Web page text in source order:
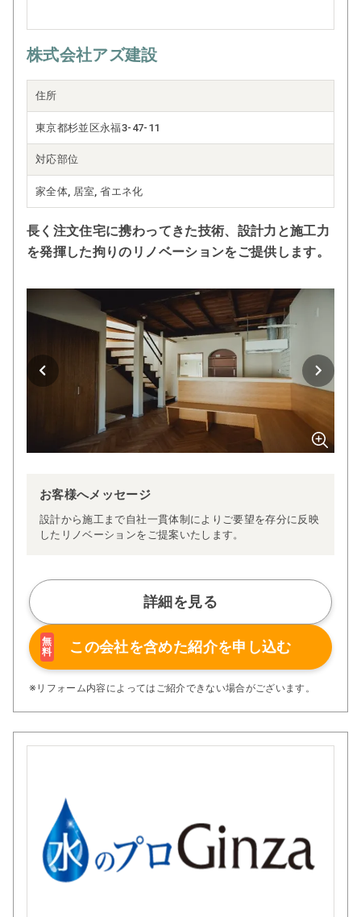
株式会社アズ建設
住所
東京都杉並区永福3-47-11
対応部位
家全体, 居室, 省エネ化
長く注文住宅に携わってきた技術、設計力と施工力
を発揮した拘りのリノベーションをご提供します。
お客様へメッセージ
設計から施工まで自社一貫体制によりご要望を存分に反映
したリノベーションをご提案いたします。
詳細を見る
無
料
この会社を含めた紹介を申し込む
※リフォーム内容によってはご紹介できない場合がございます。